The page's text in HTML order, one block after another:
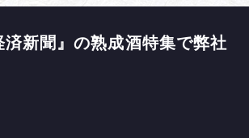
済新聞』の熟成酒特集で弊社